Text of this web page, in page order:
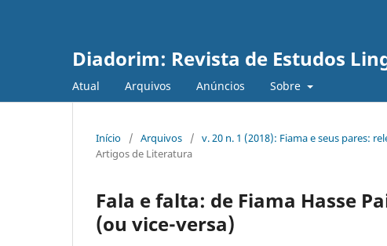
Diadorim: Revista de Estudos
Atual Arquivos Anúncios Sobre
Início / Arquivos / v. 20 n. 1 (2018): Fiama e seus pares:
Artigos de Literatura
Fala e falta: de Fiama Hasse
(ou vice-versa)